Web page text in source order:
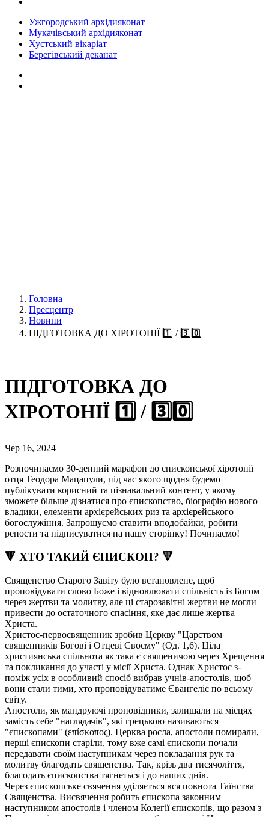
Ужгородський архідияконат
Мукачівський архідияконат
Хустський вікаріат
Берегівський деканат
Головна
Пресцентр
Новини
ПІДГОТОВКА ДО ХІРОТОНІЇ 1️⃣ / 3️⃣0️⃣
ПІДГОТОВКА ДО
ХІРОТОНІЇ 1️⃣ / 3️⃣0️⃣
Чер 16, 2024
Розпочинаємо 30-денний марафон до єпископської хіротонії
отця Теодора Мацапули, під час якого щодня будемо
публікувати корисний та пізнавальний контент, у якому
зможете більше дізнатися про єпископство, біографію нового
владики, елементи архієрейських риз та архієрейського
богослужіння. Запрошуємо ставити вподобайки, робити
репости та підписуватися на нашу сторінку! Починаємо!
🔻 ХТО ТАКИЙ ЄПИСКОП? 🔻
Священство Старого Завіту було встановлене, щоб
проповідувати слово Боже і відновлювати спільність із Богом
через жертви та молитву, але ці старозавітні жертви не могли
привести до остаточного спасіння, яке дає лише жертва
Христа.
Христос-первосвященник зробив Церкву "Царством
священників Богові і Отцеві Своєму" (Од. 1,6). Ціла
християнська спільнота як така є священичою через Хрещення
та покликання до участі у місії Христа. Однак Христос з-
поміж усіх в особливий спосіб вибрав учнів-апостолів, щоб
вони стали тими, хто проповідуватиме Євангеліє по всьому
світу.
Апостоли, як мандруючі проповідники, залишали на місцях
замість себе "наглядачів", які грецькою називаються
"єпископами" (επίσκοπος). Церква росла, апостоли помирали,
перші єпископи старіли, тому вже самі єпископи почали
передавати своїм наступникам через покладання рук та
молитву благодать священства. Так, крізь два тисячоліття,
благодать єпископства тягнеться і до наших днів.
Через єпископське свячення уділяється вся повнота Таїнства
Священства. Висвячення робить єпископа законним
наступником апостолів і членом Колегії єпископів, що разом з